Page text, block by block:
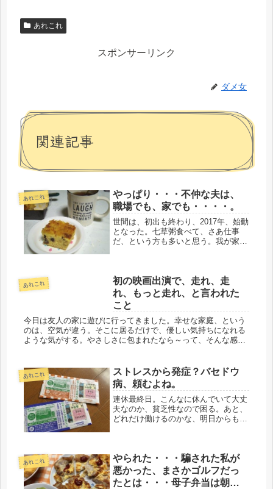
あれこれ
スポンサーリンク
ダメ女
関連記事
あれこれ
やっぱり・・・不仲な夫は、
職場でも、家でも・・・・。
世間は、初出も終わり、2017年、始動
となった。七草粥食べて、さあ仕事
だ、という方も多いと思う。我が家の
蔵庫に入っていたのはタコくらいで、
特...
あれこれ
初の映画出演で、走れ、走
れ、もっと走れ、と言われた
こと
今日は友人の家に遊びに行ってきました。幸せな家庭、という
のは、空気が違う。そこに居るだけで、優しい気持ちになれる
ような気がする。やさしさに包まれたなら～って、そんな感
あれこれ
ストレスから発症？バセドウ
病、頼むよね。
連休最終日。こんなに休んでいて大丈
夫なのか、貧乏性なので困る。あと、
どれだけ働けるのかな、明日からも、
バセドウ病の影響もあったみたい。会
社も...
あれこれ
やられた・・・騙された私が
悪かった、まさかゴルフだっ
たとは・・・母子弁当は朝ピ